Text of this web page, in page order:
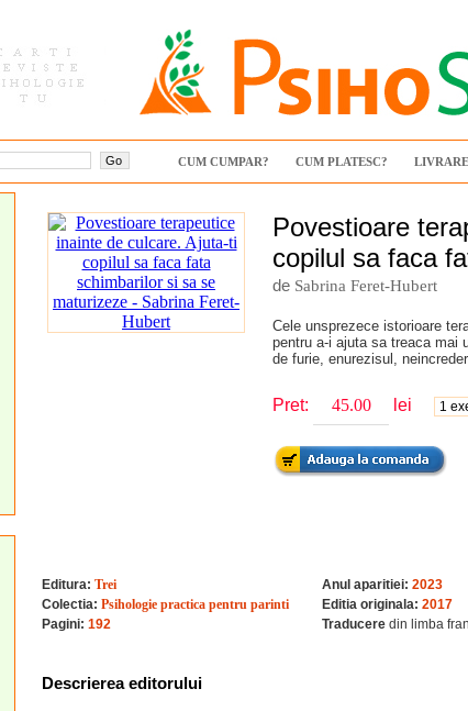
CUM CUMPAR? CUM PLATESC?
Povestioare
copilul sa faca
de Sabrina Feret-Hubert
Cele unsprezece istorioare
pentru a-i ajuta sa treaca mai
de furie, enurezisul,
Pret: lei
Editura: Trei
Colectia: Psihologie practica pentru parinti
Pagini: 192
Anul aparitiei: 2023
Editia originala: 2017
Traducere din limba
Descrierea editorului